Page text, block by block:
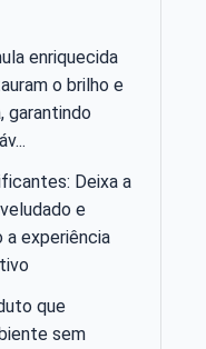
enriquecida
o brilho e
garantindo
Deixa a
e
a experiência
que
sem